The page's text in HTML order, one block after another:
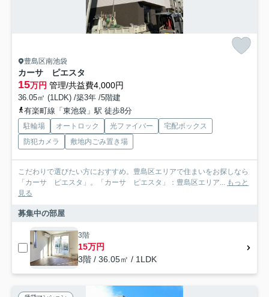
豊島区南池袋
カーサ ピエスタ
15万円 管理/共益費4,000円
36.05㎡ (1LDK) /築3年 /5階建
有楽町線「東池袋」駅 徒歩8分
駐輪場 オートロック 光ファイバー
宅配ボックス
防犯カメラ
敷地内ごみ置き場
こだわりで選びたい方におすすめ。豊島区エリアで住まいをお探しなら
「カーサ ピエスタ」。「カーサ ピエスタ」：豊島区エリア... もっと
見る
募集中の部屋
3階
15万円
3階 / 36.05㎡ / 1LDK